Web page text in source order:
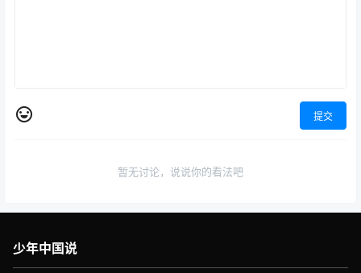
提交
暂无讨论，说说你的看法吧
少年中国说